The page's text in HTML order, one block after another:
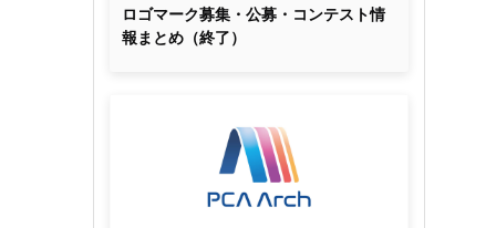
ロゴマーク募集・公募・コンテスト情
報まとめ（終了）